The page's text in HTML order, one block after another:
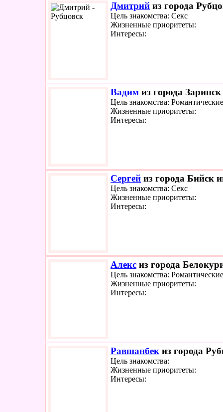
Дмитрий из города
Цель знакомства: Секс
Жизненные приоритеты:
Интересы:
Вадим из города
Цель знакомства:
Жизненные приоритеты:
Интересы:
Сергей из города Бийск
Цель знакомства: Секс
Жизненные приоритеты:
Интересы:
Алекс из города
Цель знакомства:
Жизненные приоритеты:
Интересы:
Равшанбек из города
Цель знакомства:
Жизненные приоритеты:
Интересы: